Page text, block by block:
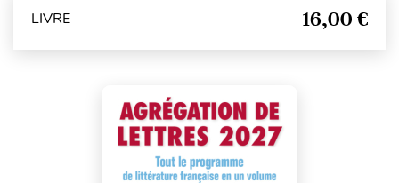
LIVRE 16,00 €